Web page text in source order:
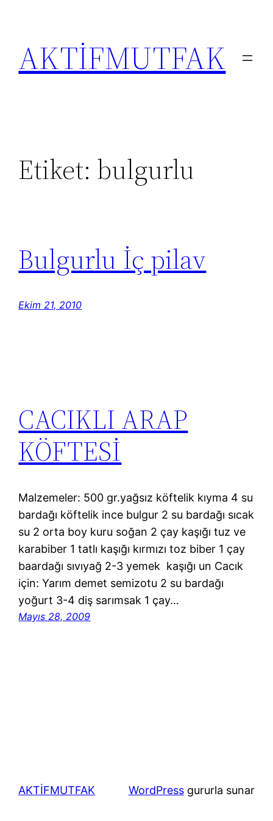
AKTİFMUTFAK
Etiket: bulgurlu
Bulgurlu İç pilav
Ekim 21, 2010
CACIKLI ARAP
KÖFTESİ
Malzemeler: 500 gr.yağsız köftelik kıyma 4 su
bardağı köftelik ince bulgur 2 su bardağı sıcak
su 2 orta boy kuru soğan 2 çay kaşığı tuz ve
karabiber 1 tatlı kaşığı kırmızı toz biber 1 çay
baardağı sıvıyağ 2-3 yemek kaşığı un Cacık
için: Yarım demet semizotu 2 su bardağı
yoğurt 3-4 diş sarımsak 1 çay…
Mayıs 28, 2009
AKTİFMUTFAK WordPressgururla sunar